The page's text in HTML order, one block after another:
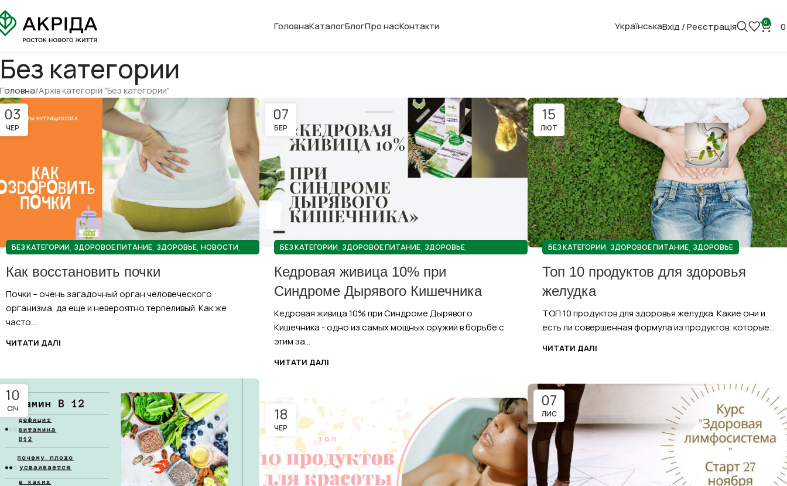
ГоловнаКаталогБлогПро насКонтакти УкраїнськаВхід / Реєстрація 0 0
Без категории
Головна Архів категорій "Без категории"
03
ЧЕР
БЕЗ КАТЕГОРИИ, ЗДОРОВОЕ ПИТАНИЕ, ЗДОРОВЬЕ, НОВОСТИ,
Как восстановить почки
Почки – очень загадочный орган человеческого
организма, да еще и невероятно терпеливый. Как же
часто...
ЧИТАТИ ДАЛІ
07
БЕР
БЕЗ КАТЕГОРИИ, ЗДОРОВОЕ ПИТАНИЕ, ЗДОРОВЬЕ,
Кедровая живица 10% при
Синдроме Дырявого Кишечника
Кедровая живица 10% при Синдроме Дырявого
Кишечника - одно из самых мощных оружий в борьбе с
этим за...
ЧИТАТИ ДАЛІ
15
ЛЮТ
БЕЗ КАТЕГОРИИ, ЗДОРОВОЕ ПИТАНИЕ, ЗДОРОВЬЕ
Топ 10 продуктов для здоровья
желудка
ТОП 10 продуктов для здоровья желудка. Какие они и
есть ли совершенная формула из продуктов, которые...
ЧИТАТИ ДАЛІ
10
СІЧ 07
ЛИС
18
ЧЕР